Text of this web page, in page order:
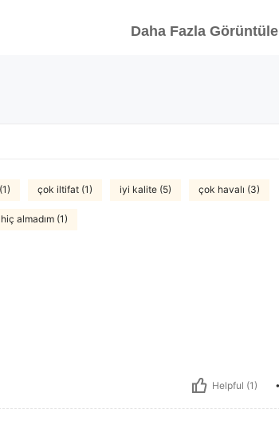
Daha Fazla Görüntüle
çok iltifat (1) iyi kalite (5) çok havalı (3)
almadım (1)
Helpful (1)